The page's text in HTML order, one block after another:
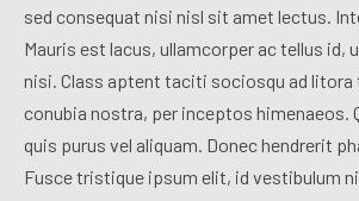
sed consequat nisi nisl sit amet lectus.
Mauris est lacus, ullamcorper ac tellus id,
nisi. Class aptent taciti sociosqu ad litora
conubia nostra, per inceptos himenaeos.
quis purus vel aliquam. Donec hendrerit
Fusce tristique ipsum elit, id vestibulum